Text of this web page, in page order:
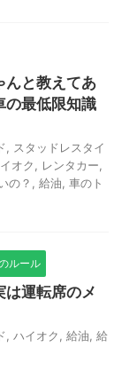
んと教えてあ
の最低限知識
, スタッドレスタイ
オク, レンタカー,
の？ , 給油, 車のト
ルール
は運転席のメ
, ハイオク, 給油, 給